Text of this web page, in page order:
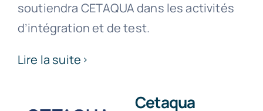
soutiendra CETAQUA dans les activités
d’intégration et de test.
Lire la suite
Cetaqua